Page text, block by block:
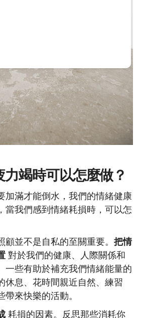
竭時可以怎麼做？
加滿才能倒水，我們的情緒健康
當我們感到情緒耗損時，可以怎
並不是自私的至關重要。 把情
對於我們的健康、人際關係和
一些有助於補充我們情緒能量的
休息、花時間親近自然、練習
帶來快樂的活動。
耗損的因素。反思那些消耗你